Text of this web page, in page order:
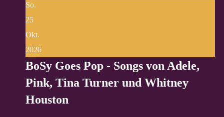
So.
25
Okt.
2026
BoSy Goes Pop - Songs von Adele,
Pink, Tina Turner und Whitney
Houston